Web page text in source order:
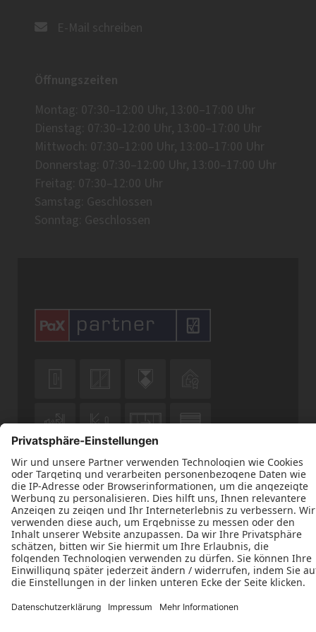
E-Mail schreiben
Öffnungszeiten
Montag: 07:30–12:00 Uhr, 13:00–17:00 Uhr
Dienstag: 07:30–12:00 Uhr, 13:00–17:00 Uhr
Mittwoch: 07:30–12:00 Uhr, 13:00–17:00 Uhr
Donnerstag: 07:30–12:00 Uhr, 13:00–17:00 Uhr
Freitag: 07:30–12:00 Uhr
Samstag: Geschlossen
Sonntag: Geschlossen
 
   
  
Datenschutz Impressum
Kontakt
Tischlerei Marten Peters © 2026